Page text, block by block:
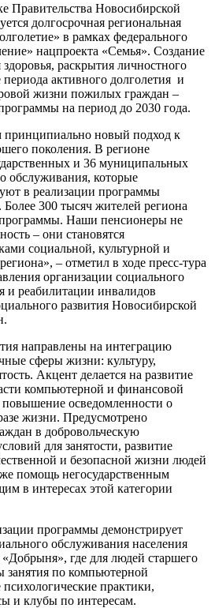
Правительства Новосибирской
долгосрочная региональная
в рамках федерального
нацпроекта «Семья». Создание
раскрытия личностного
активного долголетия и
жизни пожилых граждан –
на период до 2030 года.
новый подход к
поколения. В регионе
и 36 муниципальных
обслуживания, которые
в реализации программы
300 тысяч жителей региона
Наши пенсионеры не
– они становятся
социальной, культурной и
– отметил в ходе пресс-тура
организации социального
и реабилитации инвалидов
развития Новосибирской
направлены на интеграцию
сферы жизни: культуру,
Акцент делается на развитие
компьютерной и финансовой
повышение осведомленности о
жизни. Предусмотрено
в добровольческую
для занятости, развитие
и безопасной жизни людей
помощь негосударственным
в интересах этой категории
программы демонстрирует
обслуживания населения
где для людей старшего
занятия по компьютерной
практики,
и клубы по интересам.